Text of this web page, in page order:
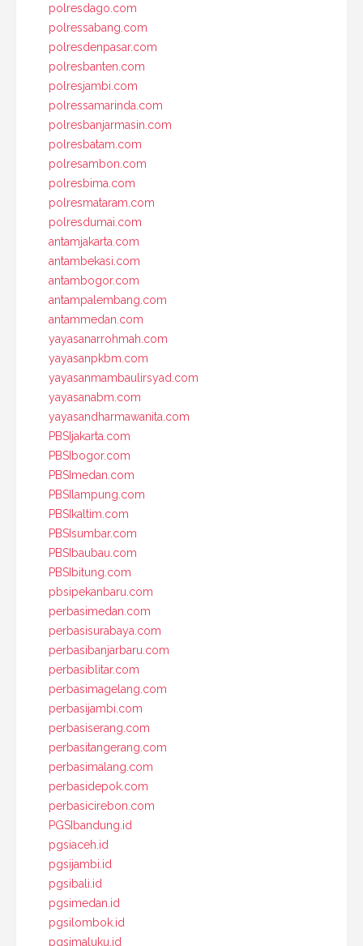
polresdago.com
polressabang.com
polresdenpasar.com
polresbanten.com
polresjambi.com
polressamarinda.com
polresbanjarmasin.com
polresbatam.com
polresambon.com
polresbima.com
polresmataram.com
polresdumai.com
antamjakarta.com
antambekasi.com
antambogor.com
antampalembang.com
antammedan.com
yayasanarrohmah.com
yayasanpkbm.com
yayasanmambaulirsyad.com
yayasanabm.com
yayasandharmawanita.com
PBSIjakarta.com
PBSIbogor.com
PBSImedan.com
PBSIlampung.com
PBSIkaltim.com
PBSIsumbar.com
PBSIbaubau.com
PBSIbitung.com
pbsipekanbaru.com
perbasimedan.com
perbasisurabaya.com
perbasibanjarbaru.com
perbasiblitar.com
perbasimagelang.com
perbasijambi.com
perbasiserang.com
perbasitangerang.com
perbasimalang.com
perbasidepok.com
perbasicirebon.com
PGSIbandung.id
pgsiaceh.id
pgsijambi.id
pgsibali.id
pgsimedan.id
pgsilombok.id
pgsimaluku.id